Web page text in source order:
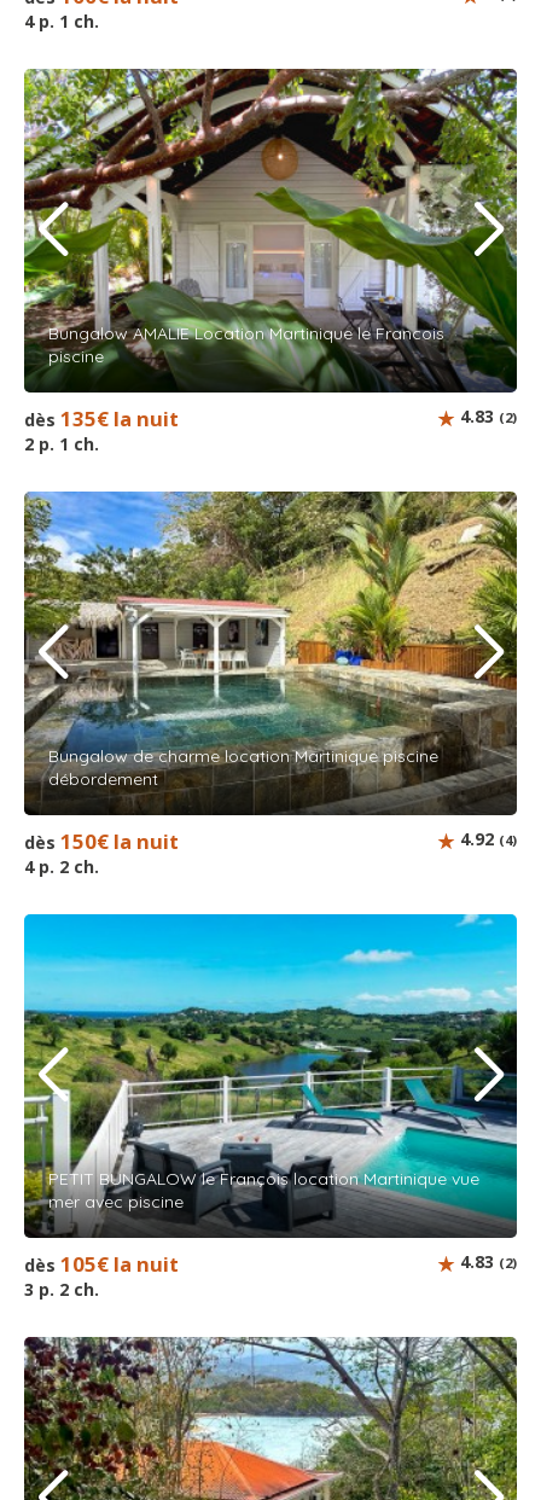
4 p. 1 ch.
Bungalow AMALIE Location Martinique le Francois
piscine
dès 135€ la nuit
2 p. 1 ch.
4.83 (2)
Bungalow de charme location Martinique piscine
débordement
dès 150€ la nuit
4 p. 2 ch.
4.92 (4)
PETIT BUNGALOW le François location Martinique vue
mer avec piscine
dès 105€ la nuit
3 p. 2 ch.
4.83 (2)